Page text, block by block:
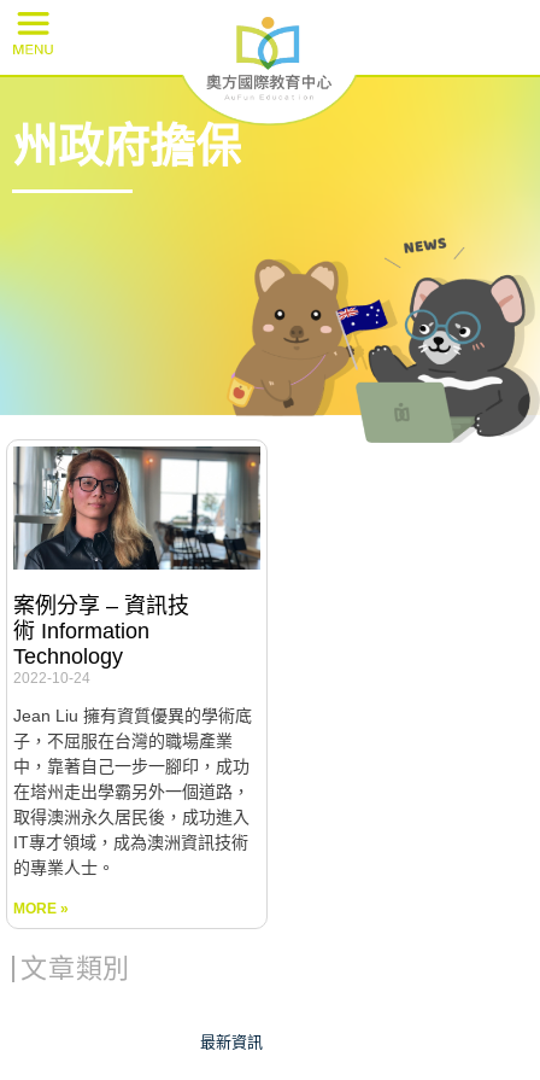
州政府擔保
案例分享 – 資訊技
術 Information
Technology
2022-10-24
Jean Liu 擁有資質優異的學術底
子，不屈服在台灣的職場產業
中，靠著自己一步一腳印，成功
在塔州走出學霸另外一個道路，
取得澳洲永久居民後，成功進入
IT專才領域，成為澳洲資訊技術
的專業人士。
MORE »
文章類別
最新資訊